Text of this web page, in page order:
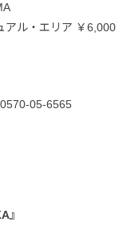
ル・エリア ￥6,000
05-6565
』